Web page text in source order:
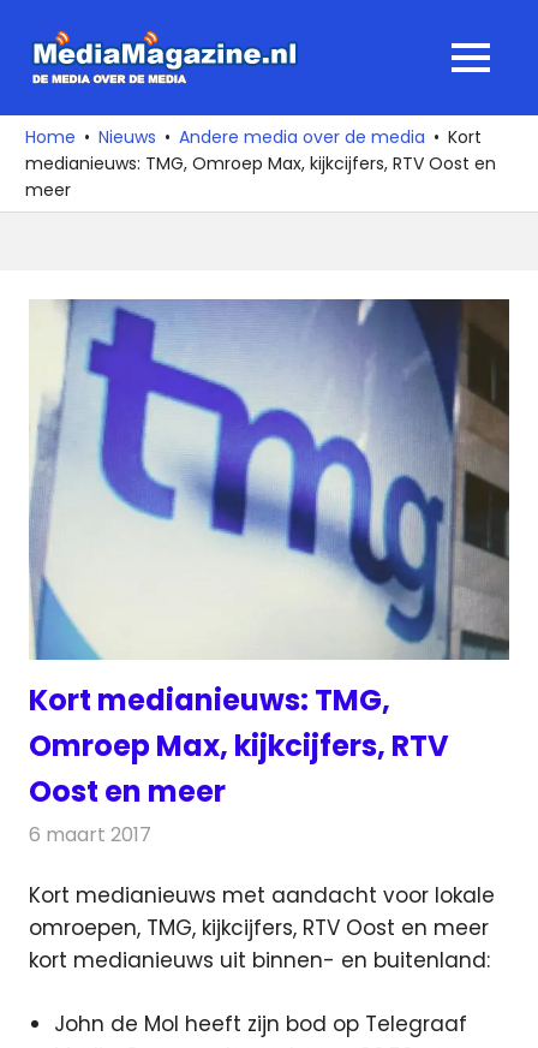
naar
media
over
de
media
MENU
Home Nieuws Andere media over de media
Kort
medianieuws: TMG, Omroep Max, kijkcijfers, RTV Oost en
meer
Kort medianieuws: TMG,
Omroep Max, kijkcijfers, RTV
Oost en meer
6 maart 2017
Kort medianieuws met aandacht voor lokale
omroepen, TMG, kijkcijfers, RTV Oost en meer
kort medianieuws uit binnen- en buitenland:
John de Mol heeft zijn bod op Telegraaf